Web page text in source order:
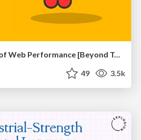
The Psychology of Web Performance [Beyond Tellerrand 2023]
49 3.5k